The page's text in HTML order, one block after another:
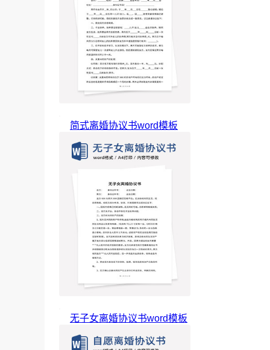
简式离婚协议书word模板
无子女离婚协议书word模板